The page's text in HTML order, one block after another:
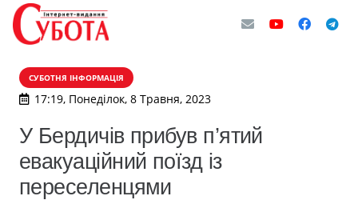
СУБОТНЯ ІНФОРМАЦІЯ
17:19, Понеділок, 8 Травня, 2023
У Бердичів прибув п’ятий
евакуаційний поїзд із
переселенцями